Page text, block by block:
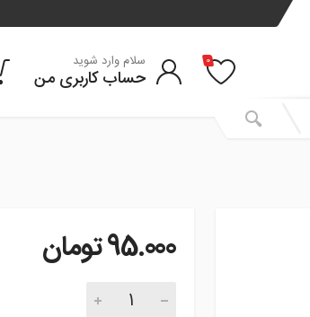
0 سلام وارد شوید
حساب کاربری من
95.000تومان
مهره چرخ کوپه FX تعداد